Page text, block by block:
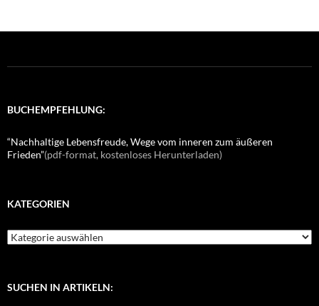
BUCHEMPFEHLUNG:
“Nachhaltige Lebensfreude, Wege vom inneren zum äußeren
Frieden”(pdf-format, kostenloses Herunterladen)
KATEGORIEN
K
g
SUCHEN IN ARTIKELN: